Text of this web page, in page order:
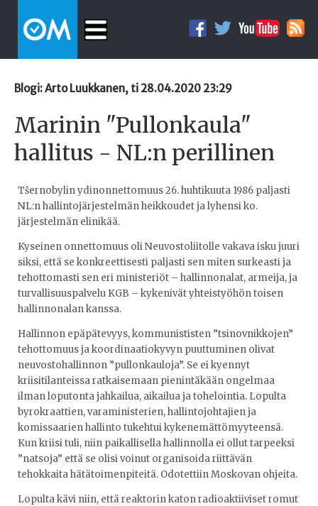
Blogi: Arto Luukkanen, ti 28.04.2020 23:29
Marinin "Pullonkaula"
hallitus - NL:n perillinen
Tšernobylin ydinonnettomuus 26. huhtikuuta 1986 paljasti
NL:n hallintojärjestelmän heikkoudet ja lyhensi ko.
järjestelmän elinikää.
Kyseinen onnettomuus oli Neuvostoliitolle vakava isku juuri
siksi, että se konkreettisesti paljasti sen miten surkeasti ja
tehottomasti sen eri ministeriöt – hallinnonalat, armeija, ja
turvallisuuspalvelu KGB – kykenivät yhteistyöhön toisen
hallinnonalan kanssa.
Hallinnon epäpätevyys, kommunististen ”tsinovnikkojen”
tehottomuus ja koordinaatiokyvyn puuttuminen olivat
neuvostohallinnon ”pullonkauloja”. Se ei kyennyt
kriisitilanteissa ratkaisemaan pienintäkään ongelmaa
ilman loputonta jahkailua, aikailua ja tohelointia. Lopulta
byrokraattien, varaministerien, hallintojohtajien ja
komissaarien hallinto tukehtui kykenemättömyyteensä.
Kun kriisi tuli, niin paikallisella hallinnolla ei ollut tarpeeksi
”natsoja” että se olisi voinut organisoida riittävän
tehokkaita hätätoimenpiteitä. Odotettiin Moskovan ohjeita.
Lopulta kävi niin, että reaktorin katon radioaktiiviset romut